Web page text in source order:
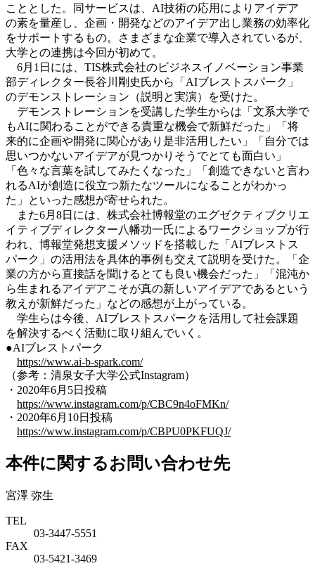
こととした。同サービスは、AI技術の応用によりアイデア
の素を量産し、企画・開発などのアイデア出し業務の効率化
をサポートするもの。さまざまな企業で導入されているが、
大学との連携は今回が初めて。
6月1日には、TIS株式会社のビジネスイノベーション事業
部ディレクター長谷川剛史氏から「AIブレストスパーク」
のデモンストレーション（説明と実演）を受けた。
デモンストレーションを受講した学生からは「文系大学で
もAIに関わることができる貴重な機会で新鮮だった」「将
来的に企画や開発に関心があり是非活用したい」「自分では
思いつかないアイデアが見つかりそうでとても面白い」
「色々な言葉を試してみたくなった」「創造できないと言わ
れるAIが創造に役立つ新たなツールになることがわかっ
た」といった感想が寄せられた。
また6月8日には、株式会社博報堂のエグゼクティブクリエ
イティブディレクター八幡功一氏によるワークショップが行
われ、博報堂発想支援メソッドを搭載した「AIブレストス
パーク」の活用法を具体的事例も交えて説明を受けた。「企
業の方から直接話を聞けるとても良い機会だった」「混沌か
ら生まれるアイデアこそが真の新しいアイデアであるという
教えが新鮮だった」などの感想が上がっている。
学生らは今後、AIブレストスパークを活用して社会課題
を解決するべく活動に取り組んでいく。
●AIブレストパーク
https://www.ai-b-spark.com/
（参考：清泉女子大学公式Instagram）
・2020年6月5日投稿
https://www.instagram.com/p/CBC9n4oFMKn/
・2020年6月10日投稿
https://www.instagram.com/p/CBPU0PKFUQJ/
本件に関するお問い合わせ先
宮澤 弥生
TEL
03-3447-5551
FAX
03-5421-3469